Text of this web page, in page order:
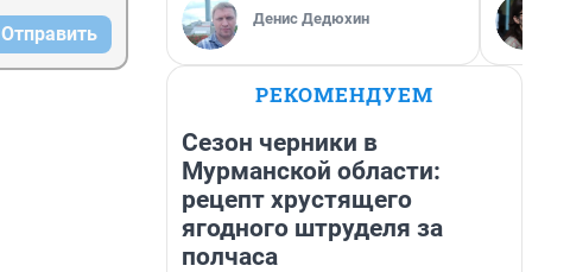
Отправить
Денис Дедюхин
РЕКОМЕНДУЕМ
Сезон черники в
Мурманской области:
рецепт хрустящего
ягодного штруделя за
полчаса